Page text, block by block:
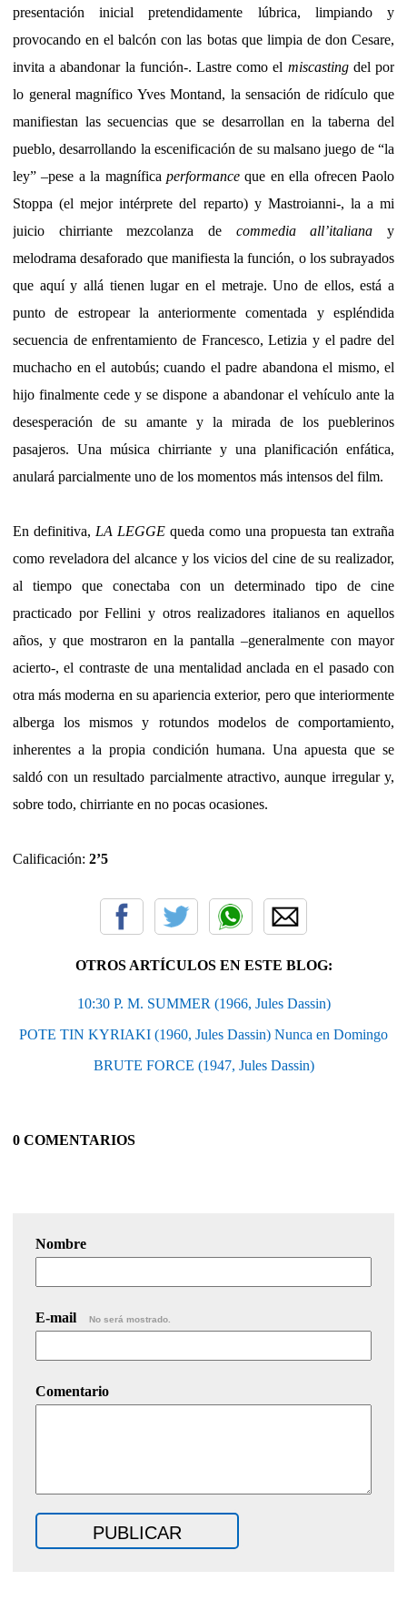
presentación inicial pretendidamente lúbrica, limpiando y
provocando en el balcón con las botas que limpia de don Cesare,
invita a abandonar la función-. Lastre como el miscastingdel por
lo general magnífico Yves Montand, la sensación de ridículo que
manifiestan las secuencias que se desarrollan en la taberna del
pueblo, desarrollando la escenificación de su malsano juego de “la
ley” –pese a la magnífica performance que en ella ofrecen Paolo
Stoppa (el mejor intérprete del reparto) y Mastroianni-, la a mi
juicio chirriante mezcolanza de commedia all’italiana y
melodrama desaforado que manifiesta la función, o los subrayados
que aquí y allá tienen lugar en el metraje. Uno de ellos, está a
punto de estropear la anteriormente comentada y espléndida
secuencia de enfrentamiento de Francesco, Letizia y el padre del
muchacho en el autobús; cuando el padre abandona el mismo, el
hijo finalmente cede y se dispone a abandonar el vehículo ante la
desesperación de su amante y la mirada de los pueblerinos
pasajeros. Una música chirriante y una planificación enfática,
anulará parcialmente uno de los momentos más intensos del film.
En definitiva, LA LEGGE queda como una propuesta tan extraña
como reveladora del alcance y los vicios del cine de su realizador,
al tiempo que conectaba con un determinado tipo de cine
practicado por Fellini y otros realizadores italianos en aquellos
años, y que mostraron en la pantalla –generalmente con mayor
acierto-, el contraste de una mentalidad anclada en el pasado con
otra más moderna en su apariencia exterior, pero que interiormente
alberga los mismos y rotundos modelos de comportamiento,
inherentes a la propia condición humana. Una apuesta que se
saldó con un resultado parcialmente atractivo, aunque irregular y,
sobre todo, chirriante en no pocas ocasiones.
Calificación: 2’5
OTROS ARTÍCULOS EN ESTE BLOG:
10:30 P. M. SUMMER (1966, Jules Dassin)
POTE TIN KYRIAKI (1960, Jules Dassin) Nunca en Domingo
BRUTE FORCE (1947, Jules Dassin)
0 COMENTARIOS
Nombre
E-mail No será mostrado.
Comentario